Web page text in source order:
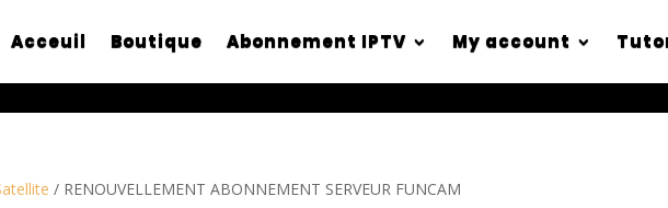
Acceuil Boutique Abonnement IPTV My account
/ RENOUVELLEMENT ABONNEMENT SERVEUR FUNCAM